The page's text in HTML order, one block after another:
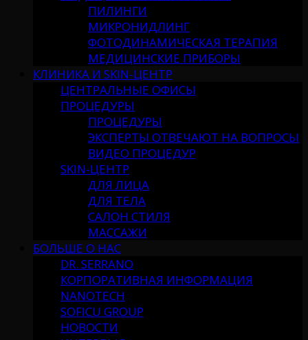
ПИЛИНГИ
МИКРОНИДЛИНГ
ФОТОДИНАМИЧЕСКАЯ ТЕРАПИЯ
МЕДИЦИНСКИЕ ПРИБОРЫ
КЛИНИКА И SKIN-ЦЕНТР
ЦЕНТРАЛЬНЫЕ ОФИСЫ
ПРОЦЕДУРЫ
ПРОЦЕДУРЫ
ЭКСПЕРТЫ ОТВЕЧАЮТ НА ВОПРОСЫ
ВИДЕО ПРОЦЕДУР
SKIN-ЦЕНТР
ДЛЯ ЛИЦА
ДЛЯ ТЕЛА
САЛОН СТИЛЯ
МАССАЖИ
БОЛЬШЕ О НАС
DR. SERRANO
КОРПОРАТИВНАЯ ИНФОРМАЦИЯ
NANOTECH
SOFICU GROUP
НОВОСТИ